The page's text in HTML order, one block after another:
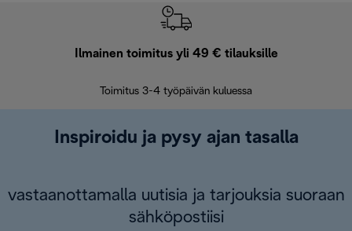
Ilmainen toimitus yli 49 € tilauksille
Toimitus 3-4 työpäivän kuluessa
Inspiroidu ja pysy ajan tasalla
vastaanottamalla uutisia ja tarjouksia suoraan
sähköpostiisi